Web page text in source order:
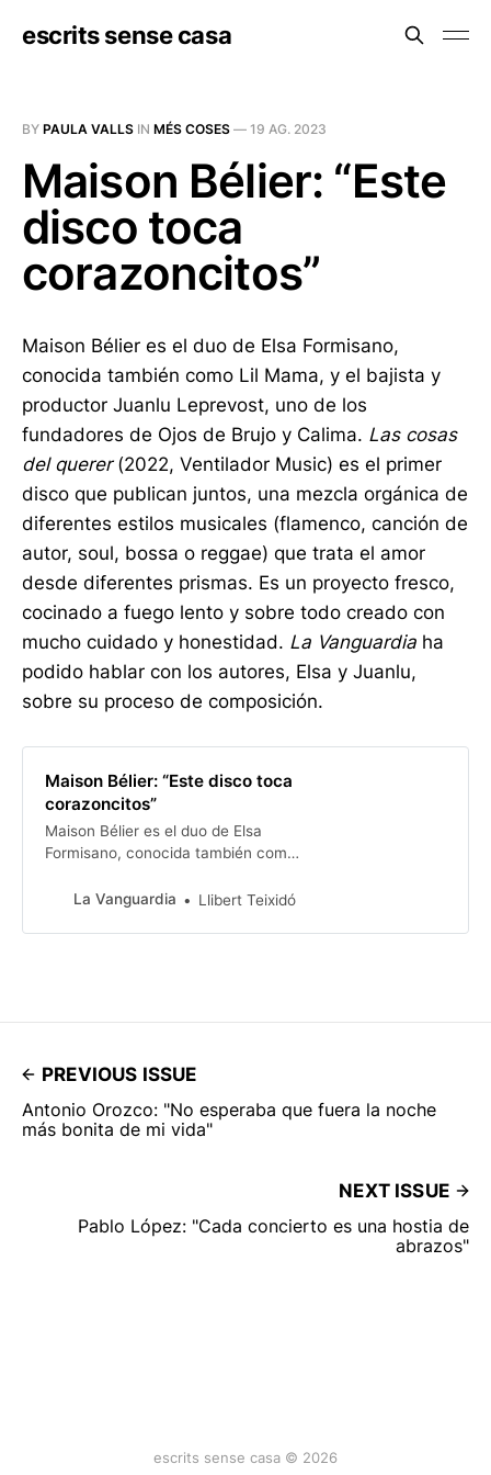
escrits sense casa
BY PAULA VALLS IN MÉS COSES — 19 AG. 2023
Maison Bélier: “Este
disco toca
corazoncitos”
Maison Bélier es el duo de Elsa Formisano,
conocida también como Lil Mama, y el bajista y
productor Juanlu Leprevost, uno de los
fundadores de Ojos de Brujo y Calima. Las cosas
del querer(2022, Ventilador Music) es el primer
disco que publican juntos, una mezcla orgánica de
diferentes estilos musicales (flamenco, canción de
autor, soul, bossa o reggae) que trata el amor
desde diferentes prismas. Es un proyecto fresco,
cocinado a fuego lento y sobre todo creado con
mucho cuidado y honestidad. La Vanguardia ha
podido hablar con los autores, Elsa y Juanlu,
sobre su proceso de composición.
Maison Bélier: “Este disco toca
corazoncitos”
Maison Bélier es el duo de Elsa
Formisano, conocida también como
Juanlu Leprevost, uno de los
La Vanguardia Llibert Teixidó
PREVIOUS ISSUE
Antonio Orozco: "No esperaba que fuera la noche
más bonita de mi vida"
NEXT ISSUE
Pablo López: "Cada concierto es una hostia de
abrazos"
escrits sense casa © 2026